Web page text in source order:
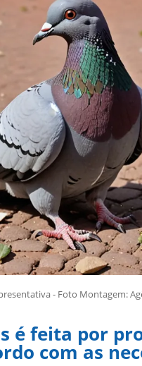
- Foto Montagem:
é feita por
com as